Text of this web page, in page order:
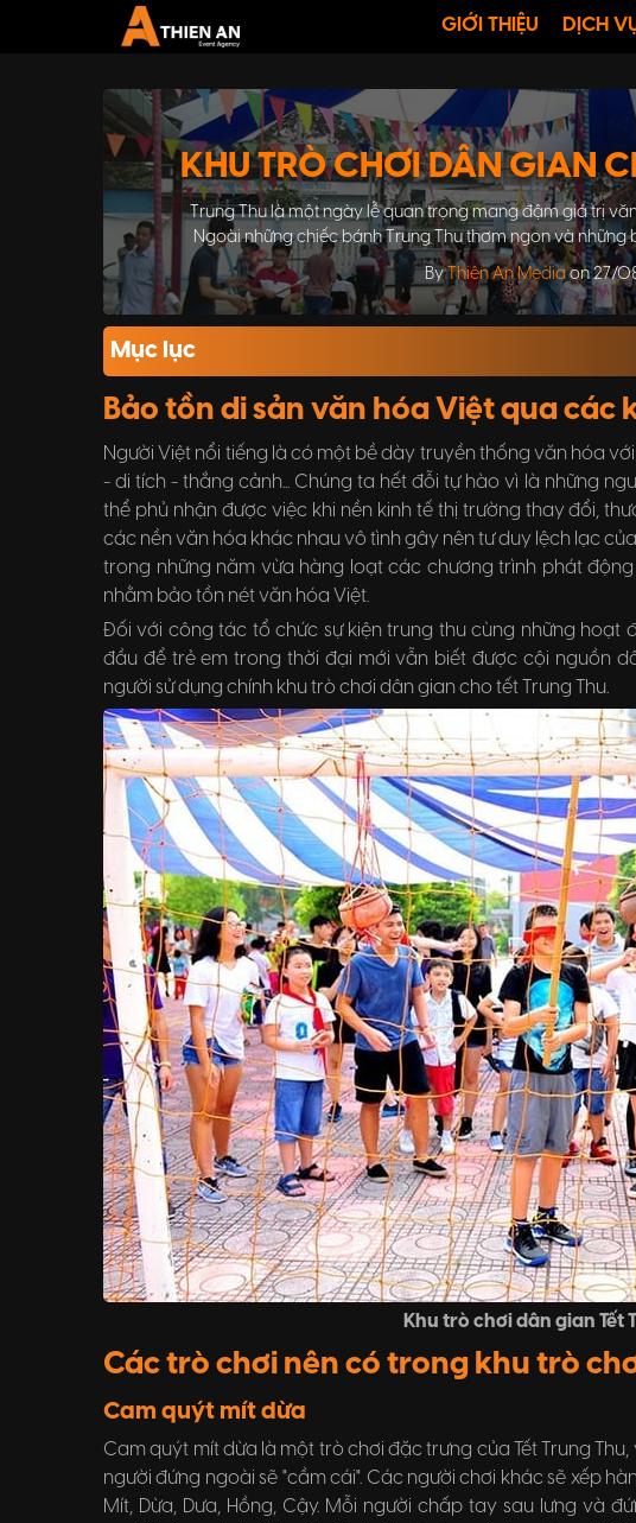
GIỚI THIỆU DỊCH
KHU TRÒ CHƠI DÂN GIAN
Trung Thu là một ngày lễ quan trọng mang đậm giá trị
Ngoài những chiếc bánh Trung Thu thơm ngon và
gian cũng là một phần không thể thiếu
ByThiên An Mediaon 27/
Mục lục
Bảo tồn di sản văn hóa Việt qua
Người Việt nổi tiếng là có một bề dày truyền thống văn hóa
- di tích - thắng cảnh... Chúng ta hết đỗi tự hào vì là những
thể phủ nhận được việc khi nền kinh tế thị trường thay đổi,
các nền văn hóa khác nhau vô tình gây nên tư duy lệch lạc
trong những năm vừa hàng loạt các chương trình phát
nhằm bảo tồn nét văn hóa Việt.
Đối với công tác tổ chức sự kiện trung thu cùng những hoạt
đầu để trẻ em trong thời đại mới vẫn biết được cội nguồn
người sử dụng chính khu trò chơi dân gian cho tết Trung Thu.
Khu trò chơi dân gian Tết
Các trò chơi nên có trong khu trò
Cam quýt mít dừa
Cam quýt mít dừa là một trò chơi đặc trưng của Tết Trung
người đứng ngoài sẽ "cầm cái". Các người chơi khác sẽ xếp
Mít, Dừa, Dưa, Hồng, Cậy. Mỗi người chấp tay sau lưng và